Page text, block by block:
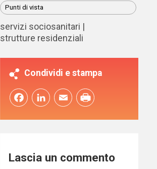
Punti di vista
servizi sociosanitari
strutture residenziali
Condividi e stampa
FacebookLinkedInEmail
Lascia un commento